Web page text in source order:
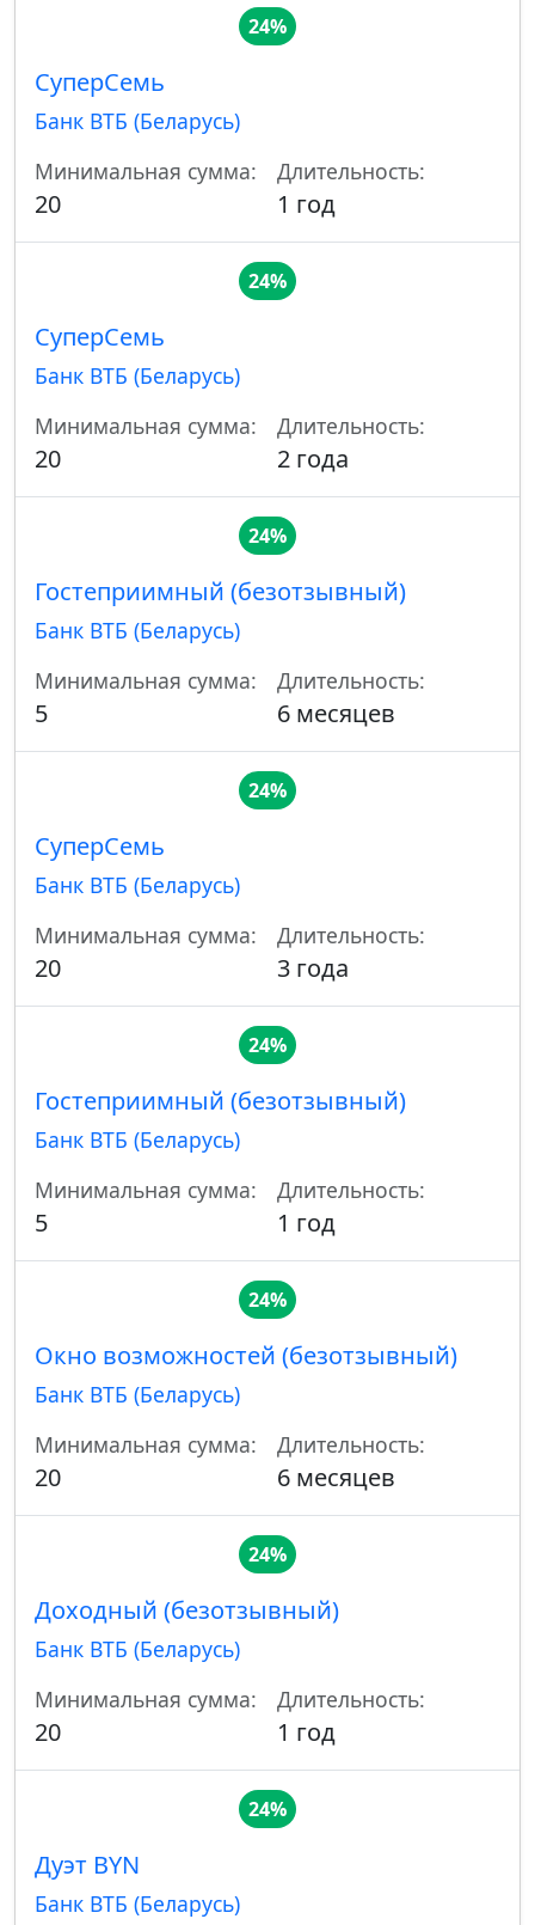
24%
СуперСемь
Банк ВТБ (Беларусь)
Минимальная сумма:
20
Длительность:
1 год
24%
СуперСемь
Банк ВТБ (Беларусь)
Минимальная сумма:
20
Длительность:
2 года
24%
Гостеприимный (безотзывный)
Банк ВТБ (Беларусь)
Минимальная сумма:
5
Длительность:
6 месяцев
24%
СуперСемь
Банк ВТБ (Беларусь)
Минимальная сумма:
20
Длительность:
3 года
24%
Гостеприимный (безотзывный)
Банк ВТБ (Беларусь)
Минимальная сумма:
5
Длительность:
1 год
24%
Окно возможностей (безотзывный)
Банк ВТБ (Беларусь)
Минимальная сумма:
20
Длительность:
6 месяцев
24%
Доходный (безотзывный)
Банк ВТБ (Беларусь)
Минимальная сумма:
20
Длительность:
1 год
24%
Дуэт BYN
Банк ВТБ (Беларусь)